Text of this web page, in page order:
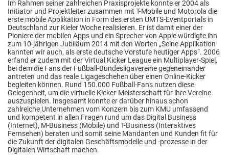
Im Rahmen seiner zahlreichen Praxisprojekte konnte er 2004 als
Initiator und Projektleiter zusammen mit T-Mobile und Motorola die
erste mobile Applikation in Form des ersten UMTS-Eventportals in
Deutschland zur Kieler Woche realisieren. Er ist damit einer der
Pioniere der mobilen Apps und ein Sprecher von Apple würdigte ihn
zum 10-jährigen Jubiläum 2014 mit den Worten „Seine Applikation
kannten wir auch, als erste deutsche Vorstufe heutiger Apps“. 2006
erfand er zudem mit der Virtual Kicker League ein Multiplayer-Spiel,
bei dem die Fans der Fußball-Bundesligavereine gegeneinander
antreten und das reale Ligageschehen über einen Online-Kicker
begleiten können. Rund 150.000 Fußball-Fans nutzen diese
Gelegenheit, um die virtuelle Kicker-Meisterschaft für ihre Vereine
auszuspielen. Insgesamt konnte er darüber hinaus schon
zahlreiche Unternehmen vom Konzern bis zum KMU umfassend
und kompetent in allen Fragen rund um das Digital Business
(Internet), M-Business (Mobile) und T-Business (Interaktives
Fernsehen) beraten und somit seine Mandanten und Kunden fit für
die Zukunft der digitalen Geschäftsmodelle und -prozesse in der
Digitalen Wirtschaft machen.